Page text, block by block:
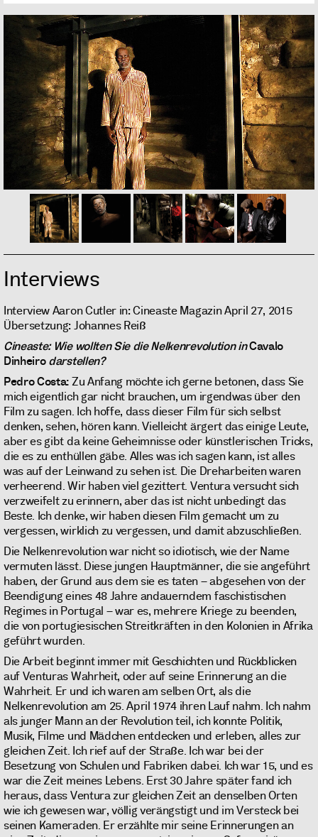
Interviews
Interview Aaron Cutler in: Cineaste Magazin April 27, 2015
Übersetzung: Johannes Reiß
Cineaste: Wie wollten Sie die Nelkenrevolution inCavalo
Dinheirodarstellen?
Pedro Costa:Zu Anfang möchte ich gerne betonen, dass Sie
mich eigentlich gar nicht brauchen, um irgendwas über den
Film zu sagen. Ich hoffe, dass dieser Film für sich selbst
denken, sehen, hören kann. Vielleicht ärgert das einige Leute,
aber es gibt da keine Geheimnisse oder künstlerischen Tricks,
die es zu enthüllen gäbe. Alles was ich sagen kann, ist alles
was auf der Leinwand zu sehen ist. Die Dreharbeiten waren
verheerend. Wir haben viel gezittert. Ventura versucht sich
verzweifelt zu erinnern, aber das ist nicht unbedingt das
Beste. Ich denke, wir haben diesen Film gemacht um zu
vergessen, wirklich zu vergessen, und damit abzuschließen.
Die Nelkenrevolution war nicht so idiotisch, wie der Name
vermuten lässt. Diese jungen Hauptmänner, die sie angeführt
haben, der Grund aus dem sie es taten – abgesehen von der
Beendigung eines 48 Jahre andauerndem faschistischen
Regimes in Portugal – war es, mehrere Kriege zu beenden,
die von portugiesischen Streitkräften in den Kolonien in Afrika
geführt wurden.
Die Arbeit beginnt immer mit Geschichten und Rückblicken
auf Venturas Wahrheit, oder auf seine Erinnerung an die
Wahrheit. Er und ich waren am selben Ort, als die
Nelkenrevolution am 25. April 1974 ihren Lauf nahm. Ich nahm
als junger Mann an der Revolution teil, ich konnte Politik,
Musik, Filme und Mädchen entdecken und erleben, alles zur
gleichen Zeit. Ich rief auf der Straße. Ich war bei der
Besetzung von Schulen und Fabriken dabei. Ich war 15, und es
war die Zeit meines Lebens. Erst 30 Jahre später fand ich
heraus, dass Ventura zur gleichen Zeit an denselben Orten
wie ich gewesen war, völlig verängstigt und im Versteck bei
seinen Kameraden. Er erzählte mir seine Erinnerungen an